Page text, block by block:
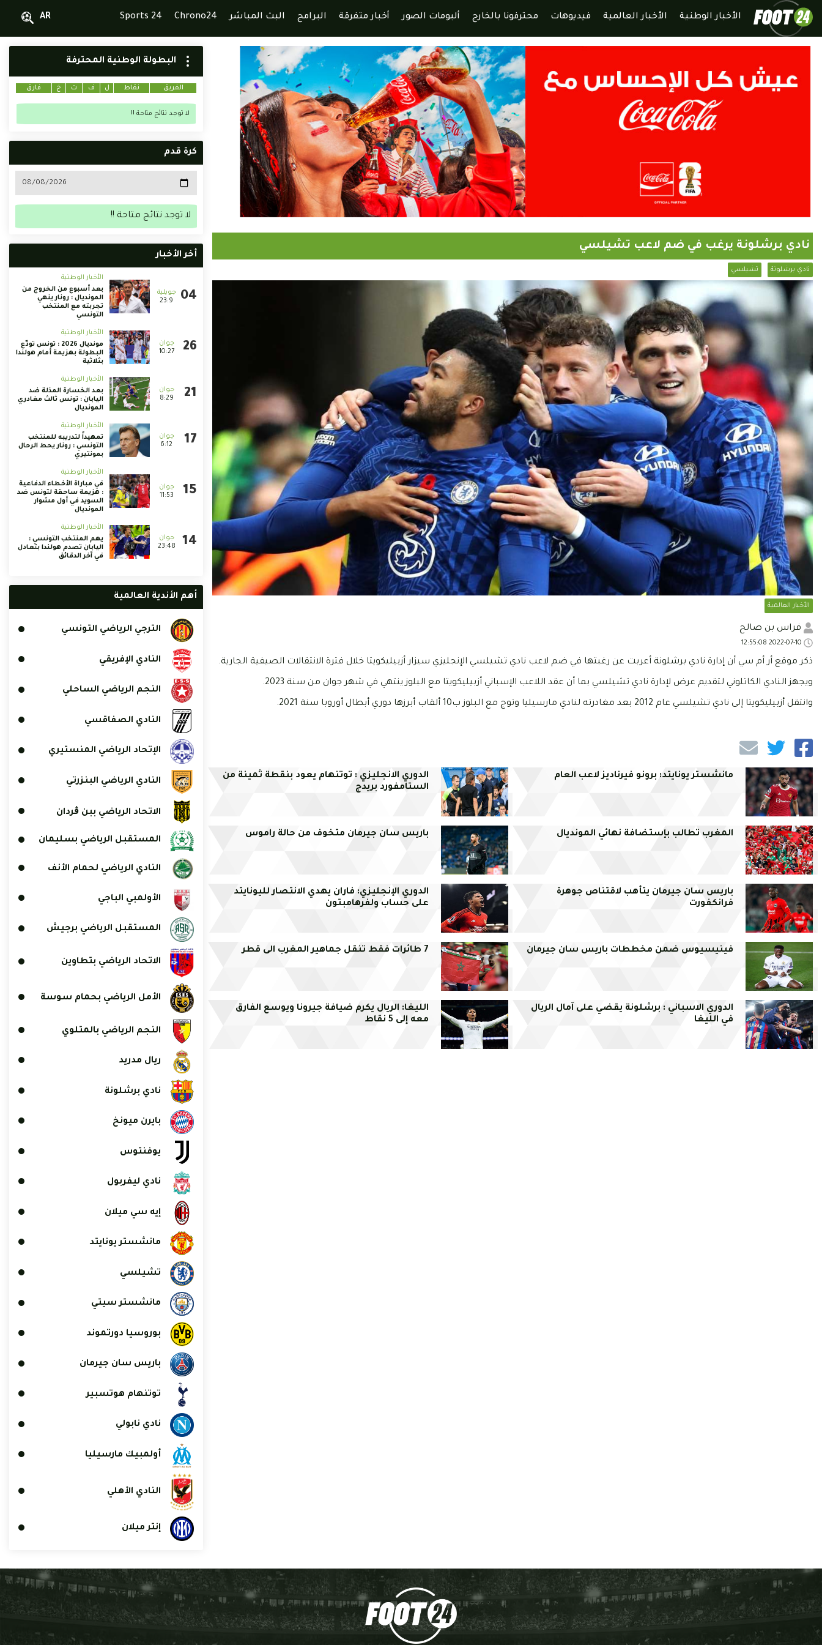
الأخبار الوطنية الأخبار العالمية فيديوهات محترفونا بالخارج ألبومات الصور أخبار متفرقة البرامج البث المباشر Chrono24
Sports 24
AR
نادي برشلونة يرغب في ضم لاعب تشيلسي
نادي برشلونة تشيلسي
الأخبار العالمية
فراس بن صالح
ذكر موقع أر أم سي أن إدارة نادي برشلونة أعربت عن رغبتها في ضم لاعب نادي تشيلسي الإنجليزي سيزار أزبيليكويتا خلال فترة الانتقالات الصيفية الجارية.
ويجهز النادي الكاتلوني لتقديم عرض لإدارة نادي تشيلسي بما أن عقد اللاعب الإسباني أزبيليكويتا مع البلوز ينتهي في شهر جوان من سنة 2023.
وانتقل أزبيليكويتا إلى نادي تشيلسي عام 2012 بعد مغادرته لنادي مارسيليا وتوج مع البلوز ب10 ألقاب أبرزها دوري أبطال أوروبا سنة 2021.
مانشستر يونايتد: برونو فيرناديز لاعب العام
الدوري الانجليزي : توتنهام يعود بنقطة ثمينة من
الستامفورد بريدج
المغرب تطالب بإستضافة نهائي المونديال باريس سان جيرمان متخوف من حالة راموس
باريس سان جيرمان يتأهب لاقتناص جوهرة
فرانكفورت
الدوري الإنجليزي: فاران يهدي الانتصار لليونايتد
على حساب ولفرهامبتون
فينيسيوس ضمن مخططات باريس سان جيرمان 7 طائرات فقط تنقل جماهير المغرب الى قطر
الدوري الاسباني : برشلونة يقضي على آمال الريال
في الليغا
الليغا: الريال يكرم ضيافة جيرونا ويوسع الفارق
معه إلى 5 نقاط
البطولة الوطنية المحترفة
الفريق نقاط ل ف ت خ فارق
لا توجد نتائج متاحة !!
كرة قدم
لا توجد نتائج متاحة !!
أخر الأخبار
23:9
الأخبار الوطنية
بعد أسبوع من الخروج من
المونديال : رونار ينهي
تجربته مع المنتخب
التونسي
10:27
الأخبار الوطنية
مونديال 2026 : تونس تودّع
البطولة بهزيمة أمام هولندا
بثلاثية
8:29
الأخبار الوطنية
بعد الخسارة المذلة ضد
اليابان : تونس ثالث مغادري
المونديال
6:12
الأخبار الوطنية
تمهيداً لتدريبه للمنتخب
التونسي : رونار يحط الرحال
بمونتيري
11:53
الأخبار الوطنية
في مباراة الأخطاء الدفاعية
: هزيمة ساحقة لتونس ضد
السويد في أول مشوار
المونديال
23:48
الأخبار الوطنية
يهم المنتخب التونسي :
اليابان تصدم هولندا بتعادل
في آخر الدقائق
أهم الأندية العالمية
الترجي الرياضي التونسي
النادي الإفريقي
النجم الرياضي الساحلي
النادي الصفاقسي
الإتحاد الرياضي المنستيري
النادي الرياضي البنزرتي
الاتحاد الرياضي ببن ڨردان
المستقبل الرياضي بسليمان
النادي الرياضي لحمام الأنف
الأولمبي الباجي
المستقبل الرياضي برجيش
الاتحاد الرياضي بتطاوين
الأمل الرياضي بحمام سوسة
النجم الرياضي بالمتلوي
ريال مدريد
نادي برشلونة
بايرن ميونخ
يوفنتوس
نادي ليفربول
إيه سي ميلان
مانشستر يونايتد
تشيلسي
مانشستر سيتي
بوروسيا دورتموند
باريس سان جيرمان
توتنهام هوتسبير
نادي نابولي
أولمبيك مارسيليا
النادي الأهلي
إنتر ميلان